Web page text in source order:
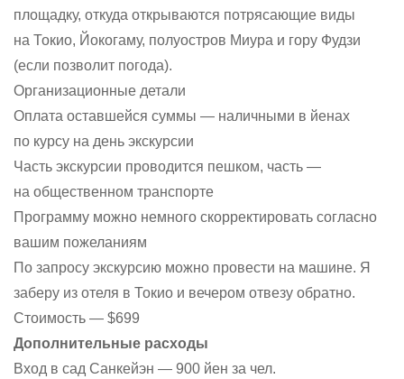
площадку, откуда открываются потрясающие виды
на Токио, Йокогаму, полуостров Миура и гору Фудзи
(если позволит погода).
Организационные детали
Оплата оставшейся суммы — наличными в йенах
по курсу на день экскурсии
Часть экскурсии проводится пешком, часть —
на общественном транспорте
Программу можно немного скорректировать согласно
вашим пожеланиям
По запросу экскурсию можно провести на машине. Я
заберу из отеля в Токио и вечером отвезу обратно.
Стоимость — $699
Дополнительные расходы
Вход в сад Санкейэн — 900 йен за чел.